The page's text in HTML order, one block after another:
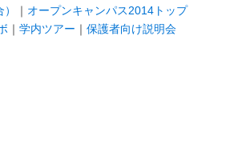
｜ オープンキャンパス2014トップ
｜ 学内ツアー ｜ 保護者向け説明会